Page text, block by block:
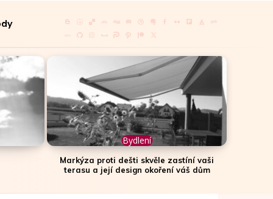
Bydlení
Markýza proti dešti skvěle zastíní vaši
terasu a její design okoření váš dům